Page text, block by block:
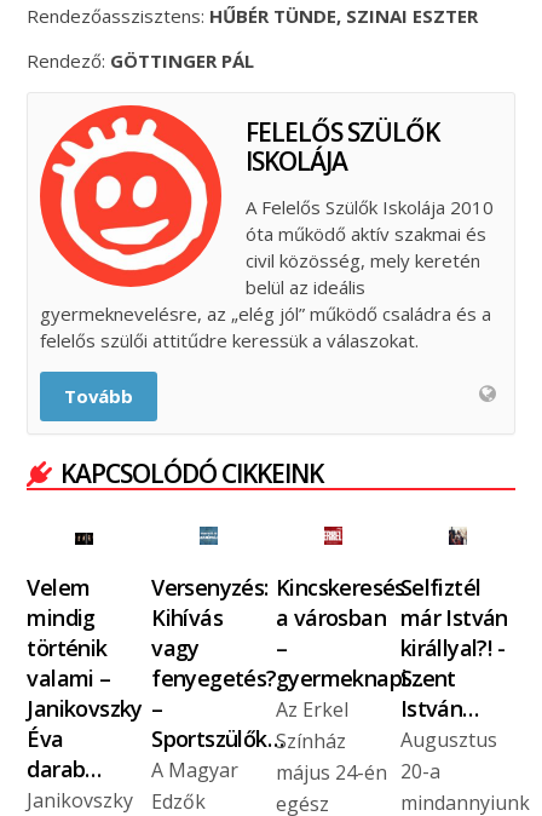
Rendezőasszisztens: HŰBÉR TÜNDE, SZINAI ESZTER
Rendező: GÖTTINGER PÁL
FELELŐS SZÜLŐK
ISKOLÁJA
A Felelős Szülők Iskolája 2010
óta működő aktív szakmai és
civil közösség, mely keretén
belül az ideális
gyermeknevelésre, az „elég jól” működő családra és a
felelős szülői attitűdre keressük a válaszokat.
Tovább
KAPCSOLÓDÓ CIKKEINK
Velem
mindig
történik
valami –
Janikovszky
Éva
darab…
Janikovszky
Versenyzés:
Kihívás
vagy
fenyegetés?
–
Sportszülők…
A Magyar
Edzők
Kincskeresés
a városban
–
gyermeknapi…
Az Erkel
Színház
május 24-én
egész
Selfiztél
már István
királlyal?! -
Szent
István…
Augusztus
20-a
mindannyiunk